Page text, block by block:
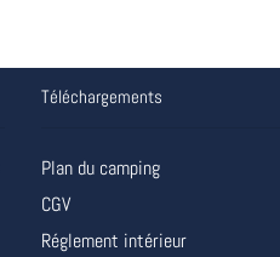
Téléchargements
Plan du camping
CGV
Réglement intérieur